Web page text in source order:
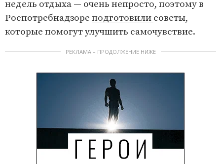
недель отдыха — очень непросто, поэтому в
Роспотребнадзоре подготовили советы,
которые помогут улучшить самочувствие.
РЕКЛАМА – ПРОДОЛЖЕНИЕ НИЖЕ